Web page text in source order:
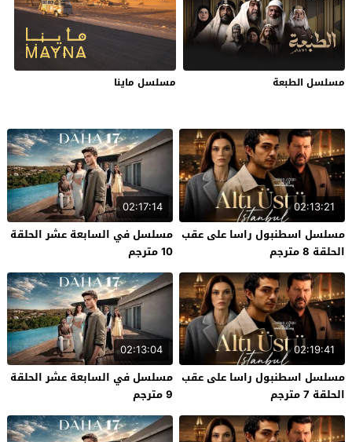
مسلسل الطبعة مسلسل ماينا
02:13:21
مسلسل اسطنبول راسا على عقب
الحلقة 8 مترجم
02:17:14
مسلسل في السابعة عشر الحلقة
10 مترجم
02:19:41
مسلسل اسطنبول راسا على عقب
الحلقة 7 مترجم
02:13:04
مسلسل في السابعة عشر الحلقة
9 مترجم